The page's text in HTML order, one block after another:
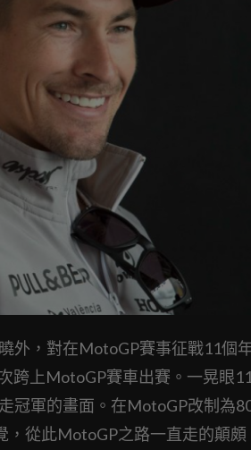
外，對在MotoGP賽事征戰11個
跨上MotoGP賽車出賽。一晃眼
冠軍的畫面。在MotoGP改制為
，從此MotoGP之路一直走的顛頗